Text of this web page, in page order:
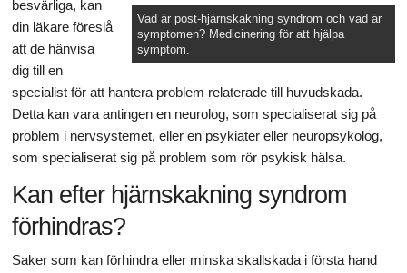
Vad är post-hjärnskakning syndrom och vad är
symptomen? Medicinering för att hjälpa
symptom.
besvärliga, kan
din läkare föreslå
att de hänvisa
dig till en
specialist för att hantera problem relaterade till huvudskada.
Detta kan vara antingen en neurolog, som specialiserat sig på
problem i nervsystemet, eller en psykiater eller neuropsykolog,
som specialiserat sig på problem som rör psykisk hälsa.
Kan efter hjärnskakning syndrom
förhindras?
Saker som kan förhindra eller minska skallskada i första hand